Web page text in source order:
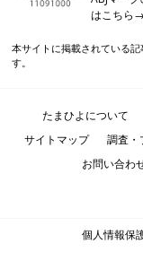
はこち
本サイトに掲載されている
す。
たまひよについて
サイトマップ
調査・
お問い合わ
個人情報保